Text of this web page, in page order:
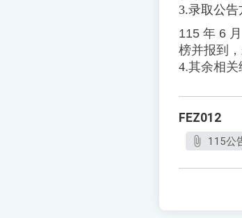
3.录取公告
115 年 6
榜并报到
4.其余相关
FEZ012
115公